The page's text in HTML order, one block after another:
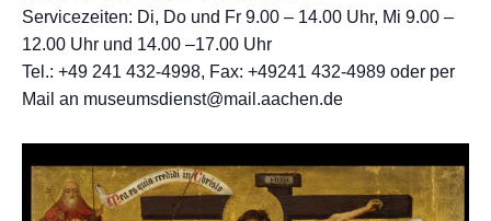
Servicezeiten: Di, Do und Fr 9.00 – 14.00 Uhr, Mi 9.00 –
12.00 Uhr und 14.00 –17.00 Uhr
Tel.: +49 241 432-4998, Fax: +49241 432-4989 oder per
Mail an museumsdienst@mail.aachen.de